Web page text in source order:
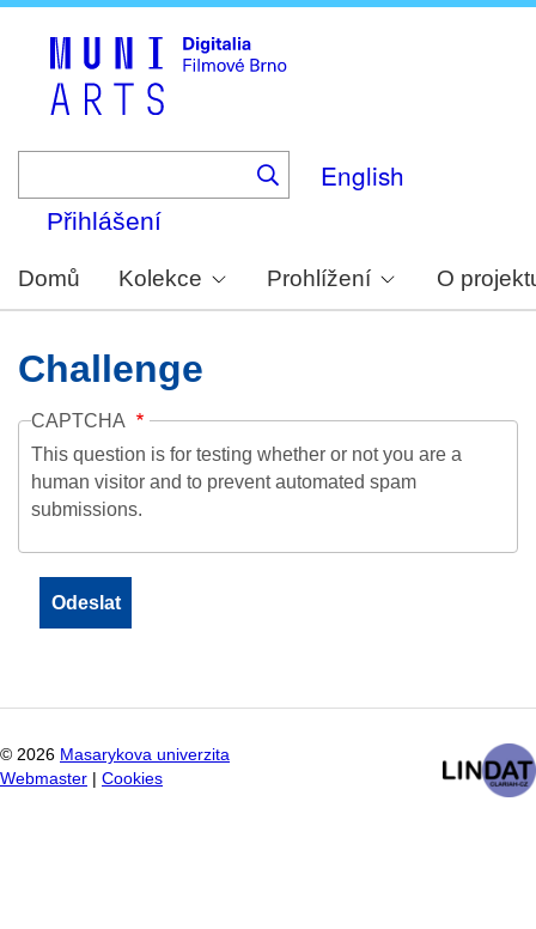
English
Přihlášení
Domů Kolekce Prohlížení O
Challenge
CAPTCHA
This question is for testing whether or not you are a
human visitor and to prevent automated spam
submissions.
© 2026 Masarykova univerzita
Webmaster
Cookies